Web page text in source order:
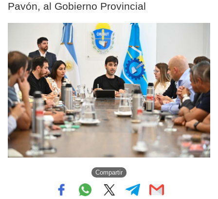
Pavón, al Gobierno Provincial
Compartir